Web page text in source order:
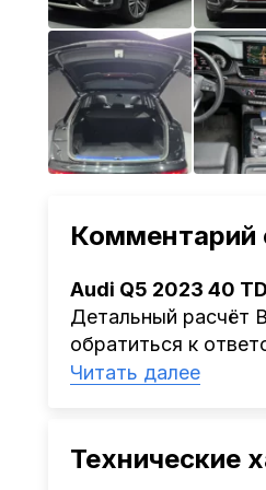
Комментарий
Audi Q5 2023 40
Детальный расчёт
обратиться к
Наша компания
проверка
растаможке.
Читать далее
Технические